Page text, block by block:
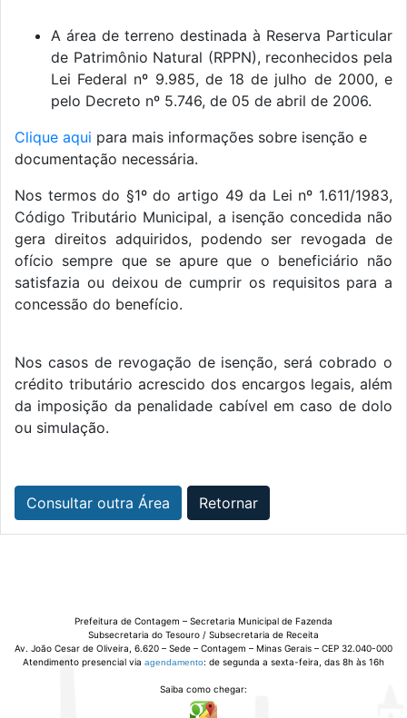
A área de terreno destinada à Reserva Particular
de Patrimônio Natural (RPPN), reconhecidos pela
Lei Federal nº 9.985, de 18 de julho de 2000, e
pelo Decreto nº 5.746, de 05 de abril de 2006.
Clique aqui para mais informações sobre isenção e
documentação necessária.
Nos termos do §1º do artigo 49 da Lei nº 1.611/1983,
Código Tributário Municipal, a isenção concedida não
gera direitos adquiridos, podendo ser revogada de
ofício sempre que se apure que o beneficiário não
satisfazia ou deixou de cumprir os requisitos para a
concessão do benefício.
Nos casos de revogação de isenção, será cobrado o
crédito tributário acrescido dos encargos legais, além
da imposição da penalidade cabível em caso de dolo
ou simulação.
Consultar outra Área Retornar
Prefeitura de Contagem – Secretaria Municipal de Fazenda
Subsecretaria do Tesouro / Subsecretaria de Receita
Av. João Cesar de Oliveira, 6.620 – Sede – Contagem – Minas Gerais – CEP 32.040-000
Atendimento presencial via agendamento: de segunda a sexta-feira, das 8h às 16h
Saiba como chegar: